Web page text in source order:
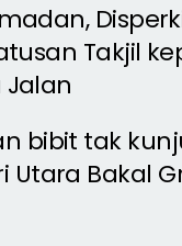
Takjil
bibit tak
Utara Bakal